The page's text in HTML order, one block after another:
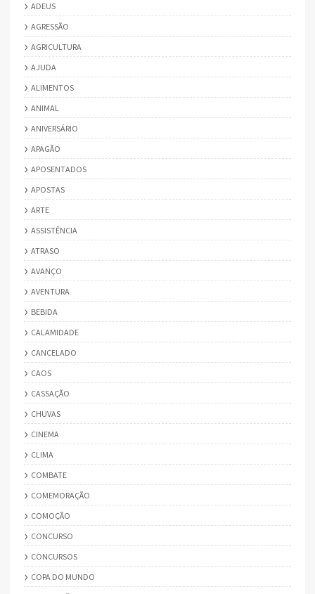
ADEUS
AGRESSÃO
AGRICULTURA
AJUDA
ALIMENTOS
ANIMAL
ANIVERSÁRIO
APAGÃO
APOSENTADOS
APOSTAS
ARTE
ASSISTÊNCIA
ATRASO
AVANÇO
AVENTURA
BEBIDA
CALAMIDADE
CANCELADO
CAOS
CASSAÇÃO
CHUVAS
CINEMA
CLIMA
COMBATE
COMEMORAÇÃO
COMOÇÃO
CONCURSO
CONCURSOS
COPA DO MUNDO